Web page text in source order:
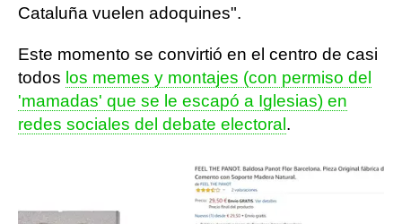
Cataluña vuelen adoquines".
Este momento se convirtió en el centro de casi
todos los memes y montajes (con permiso del
'mamadas' que se le escapó a Iglesias) en
redes sociales del debate electoral .